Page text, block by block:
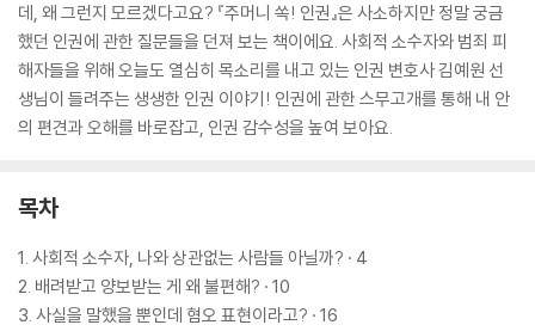
데, 왜 그런지 모르겠다고요? 『주머니 쏙! 인권』은 사소하지만 정말 궁금
했던 인권에 관한 질문들을 던져 보는 책이에요. 사회적 소수자와 범죄 피
해자들을 위해 오늘도 열심히 목소리를 내고 있는 인권 변호사 김예원 선
생님이 들려주는 생생한 인권 이야기! 인권에 관한 스무고개를 통해 내 안
의 편견과 오해를 바로잡고, 인권 감수성을 높여 보아요.
목차
1. 사회적 소수자, 나와 상관없는 사람들 아닐까? · 4
2. 배려받고 양보받는 게 왜 불편해? · 10
3. 사실을 말했을 뿐인데 혐오 표현이라고? · 16